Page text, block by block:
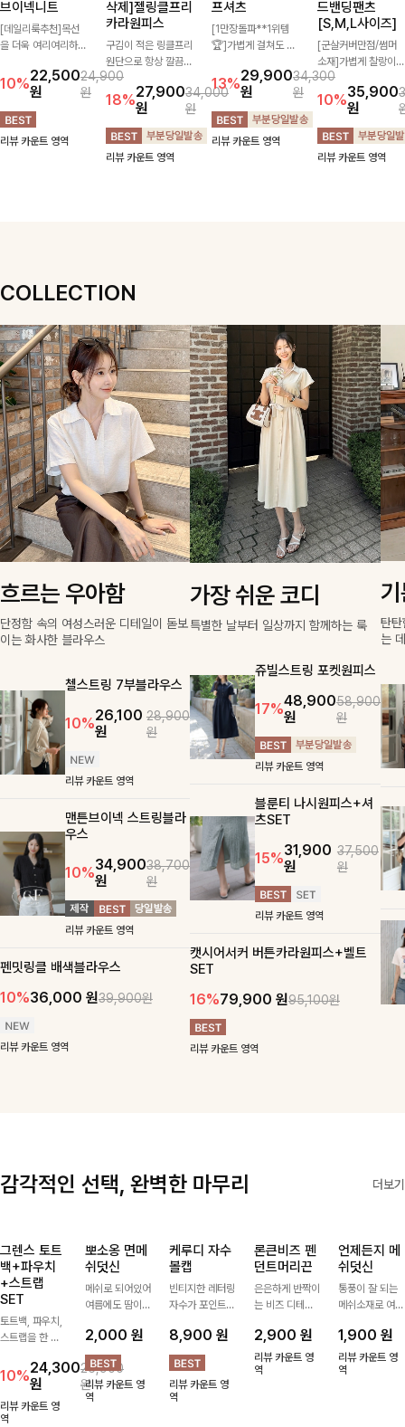
브이넥니트
[데일리룩추천]목선
을 더욱 여리여리하게
자인으로 깔끔한 무드
를 완성해주는 니트
🤍 부드러운 착용감
과 베이직한 실루엣으
로 단독은 물론 다양
10%22,500
원
24,900
원
리뷰 카운트 영역
삭제]젤링클프리
카라원피스
구김이 적은 링클프리
원단으로 항상 깔끔하
게 착용 가능하며 일
자로 떨어지는 넉넉한
핏으로 군살을 완벽히
커버해주는 원피스에
요🖤
18%27,900
원
34,000
원
리뷰 카운트 영역
프셔츠
[1만장돌파**1위템
🏆]가볍게 걸쳐도 살
감, 여름에 딱 맞는 코
튼 셔츠❤️ 여유 있는
핏과 스트라이프 패
턴, 자연스러운 실루
엣으로 데일리 코디에
13%29,900
원
34,300
원
리뷰 카운트 영역
드밴딩팬츠
[S,M,L사이즈]
[군살커버만점/썸머
소재]가볍게 찰랑이는
원단과 여유로운 와이
드 핏으로 하루 종일
편안하게 착용하실 수
있는 팬츠입니다 🖤
✨ 허리 전체 밴딩과
스트링 디테일로 안정
10%35,900
원
리뷰 카운트 영역
COLLECTION
흐르는 우아함
단정함 속의 여성스러운 디테일이 돋보
이는 화사한 블라우스
첼스트링 7부블라우스
10%26,100
원
28,900
원
리뷰 카운트 영역
맨튼브이넥 스트링블라
우스
10%34,900
원
38,700
원
리뷰 카운트 영역
펜밋링클 배색블라우스
10%36,000 원39,900원
리뷰 카운트 영역
가장 쉬운 코디
특별한 날부터 일상까지 함께하는 룩
쥬빌스트링 포켓원피스
17%48,900
원
58,900
원
리뷰 카운트 영역
블룬티 나시원피스+셔
츠SET
15%31,900
원
37,500
원
리뷰 카운트 영역
캣시어서커 버튼카라원피스+벨트
SET
16%79,900 원95,100원
리뷰 카운트 영역
탄
는
감각적인 선택, 완벽한 마무리 더보기
그렌스 토트
백+파우치
+스트랩
SET
토트백, 파우치,
스트랩을 한 번
ITEM활용도 높
게 어디에든 다
양하게 즐겨주세
요 ;)
10%24,300
원
26,900
원
리뷰 카운트 영
역
뽀소옹 면메
쉬덧신
메쉬로 되어있어
여름에도 땀이
음도 당당해지세
요:-)
2,000 원
리뷰 카운트 영
역
케루디 자수
볼캡
빈티지한 레터링
자수가 포인트가
에 자연스럽게
어우러지는 볼
캡!베이직한 컬
러와 깔끔한 쉐
입으로 캐주얼부
8,900원
리뷰 카운트 영
역
론큰비즈 펜
던트머리끈
은은하게 반짝이
는 비즈 디테일
트로 스타일에
센스를 더해주는
아이템, 탄탄한
2,900 원
리뷰 카운트 영
역
언제든지 메
쉬덧신
통풍이 잘 되는
메쉬소재로 여름
데일리로 신기
좋은 덧신이에요
^^
1,900원
리뷰 카운트 영
역